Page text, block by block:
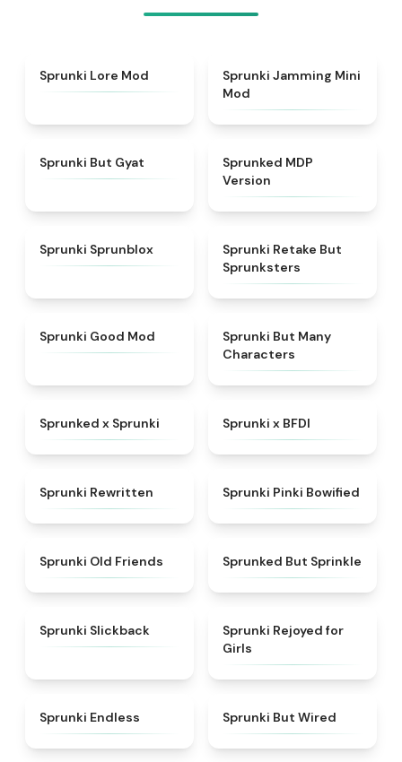
Sprunki Lore Mod ★4.6
Sprunki Jamming Mini
Mod
Sprunki But Gyat
Sprunked MDP
Version
Sprunki Sprunblox ★
Sprunki Retake But
Sprunksters
Sprunki Good Mod
Sprunki But Many
Characters
★
Sprunked x Sprunki Sprunki x BFDI
Sprunki Rewritten 5
Sprunki Pinki Bowified
★
Sprunki Old Friends ★ 4.4
Sprunked But Sprinkle
Sprunki Slickback
Sprunki Rejoyed for
Girls
Sprunki Endless ★
Sprunki But Wired